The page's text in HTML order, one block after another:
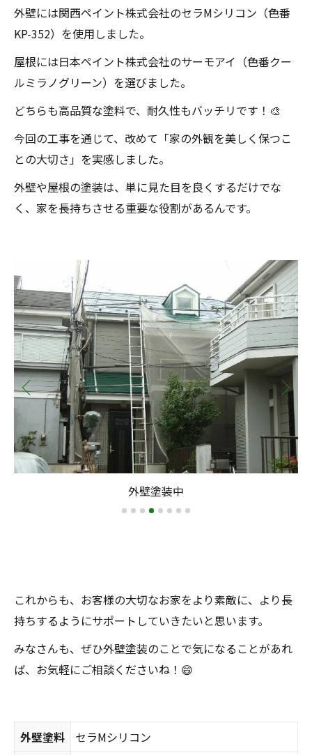
外壁には関西ペイント株式会社のセラMシリコン（色番
KP-352）を使用しました。
屋根には日本ペイント株式会社のサーモアイ（色番クー
ルミラノグリーン）を選びました。
どちらも高品質な塗料で、耐久性もバッチリです！🎨
今回の工事を通じて、改めて「家の外観を美しく保つこ
との大切さ」を実感しました。
外壁や屋根の塗装は、単に見た目を良くするだけでな
く、家を長持ちさせる重要な役割があるんです。
屋根塗装中
これからも、お客様の大切なお家をより素敵に、より長
持ちするようにサポートしていきたいと思います。
みなさんも、ぜひ外壁塗装のことで気になることがあれ
ば、お気軽にご相談くださいね！😄
外壁塗料 セラMシリコン